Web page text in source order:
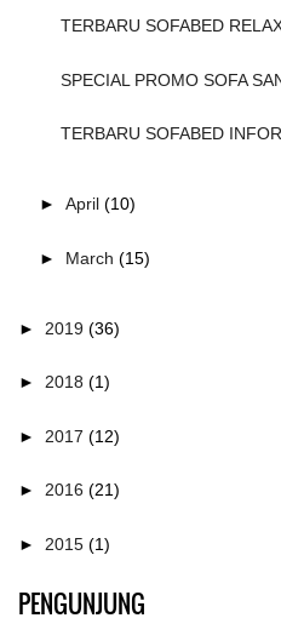
TERBARU SOFABED
SPECIAL PROMO SOFA
TERBARU SOFABED
► April (10)
► March (15)
► 2019 (36)
► 2018 (1)
► 2017 (12)
► 2016 (21)
► 2015 (1)
PENGUNJUNG